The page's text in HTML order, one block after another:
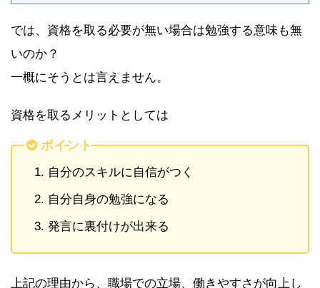
では、資格を取る必要が無い場合は勉強する意味も無
いのか？
一概にそうとは言えません。
資格を取るメリットとしては
ポイント
自分のスキルに自信がつく
自分自身の勉強になる
発言に裏付けが出来る
上記の理由から、 職場での立場、働きやすさが向上し